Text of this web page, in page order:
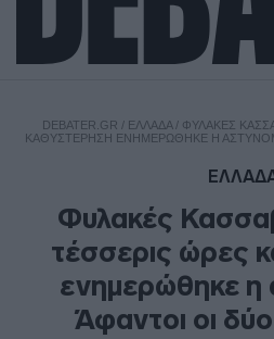
DEBATER.GR / ΕΛΛΑΔΑ/ ΦΥΛΑΚΈΣ
ΚΑΘΥΣΤΈΡΗΣΗ ΕΝΗΜΕΡΏΘΗΚΕ Η
Φυλακές
τέσσερις ώρες
ενημερώθηκε η
Άφαντοι οι